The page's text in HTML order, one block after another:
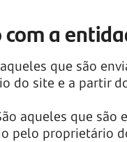
a
aqueles que são
do site e a partir
aqueles que
pelo proprietário